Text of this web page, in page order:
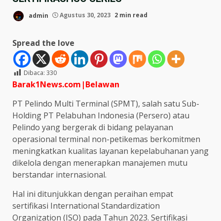
admin Agustus 30, 2023 2 min read
Spread the love
Dibaca: 330
Barak1News.com|Belawan
PT Pelindo Multi Terminal (SPMT), salah satu Sub-
Holding PT Pelabuhan Indonesia (Persero) atau
Pelindo yang bergerak di bidang pelayanan
operasional terminal non-petikemas berkomitmen
meningkatkan kualitas layanan kepelabuhanan yang
dikelola dengan menerapkan manajemen mutu
berstandar internasional.
Hal ini ditunjukkan dengan peraihan empat
sertifikasi International Standardization
Organization (ISO) pada Tahun 2023. Sertifikasi